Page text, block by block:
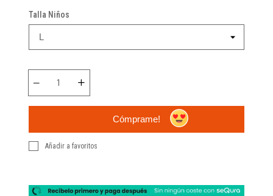
Talla Niños
Cómprame!
Añadir a favoritos